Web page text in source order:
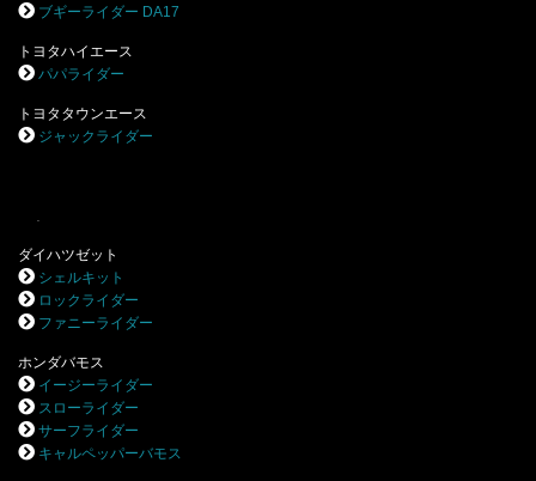
ブギーライダー DA17
トヨタハイエース
パパライダー
トヨタタウンエース
ジャックライダー
ダイハツゼット
シェルキット
ロックライダー
ファニーライダー
ホンダバモス
イージーライダー
スローライダー
サーフライダー
キャルペッパーバモス